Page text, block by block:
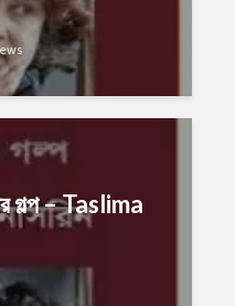
– Taslima